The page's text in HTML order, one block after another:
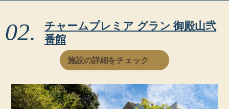
チャームプレミア グラン 御殿山弐
番館
施設の詳細をチェック